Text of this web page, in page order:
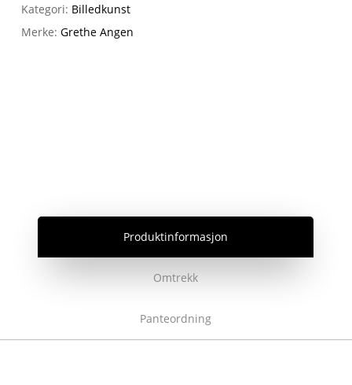
Kategori: Billedkunst
Merke: Grethe Angen
Produktinformasjon
Omtrekk
Panteordning